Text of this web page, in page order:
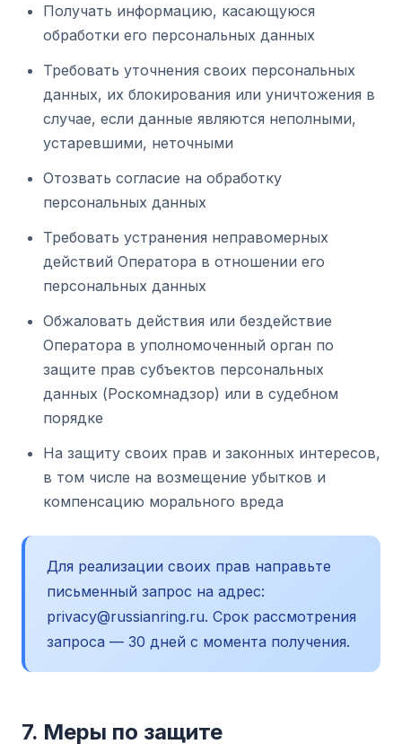
Получать информацию, касающуюся
обработки его персональных данных
Требовать уточнения своих персональных
данных, их блокирования или уничтожения в
случае, если данные являются неполными,
устаревшими, неточными
Отозвать согласие на обработку
персональных данных
Требовать устранения неправомерных
действий Оператора в отношении его
персональных данных
Обжаловать действия или бездействие
Оператора в уполномоченный орган по
защите прав субъектов персональных
данных (Роскомнадзор) или в судебном
порядке
На защиту своих прав и законных интересов,
в том числе на возмещение убытков и
компенсацию морального вреда
Для реализации своих прав направьте
письменный запрос на адрес:
privacy@russianring.ru. Срок рассмотрения
запроса — 30 дней с момента получения.
7. Меры по защите